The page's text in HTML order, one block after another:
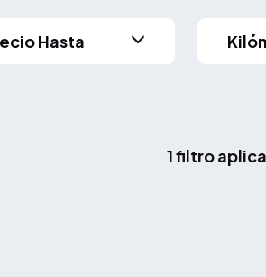
Hasta
1 filtro